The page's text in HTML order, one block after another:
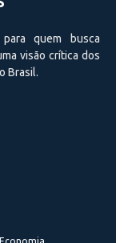
quem busca
visão crí­tica dos
Brasil.
Economia